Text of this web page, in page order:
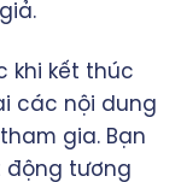
khi kết thúc
các nội dung
gia. Bạn
động tương